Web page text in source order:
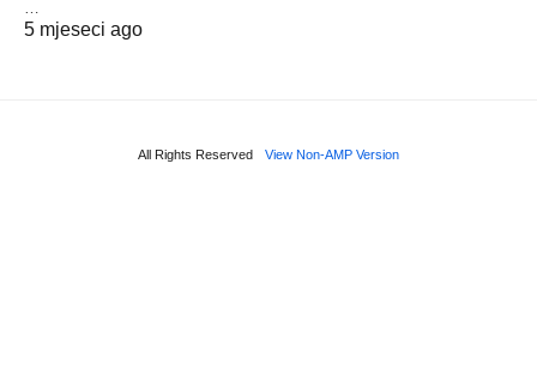
5 mjeseci ago
All Rights Reserved View Non-AMP Version